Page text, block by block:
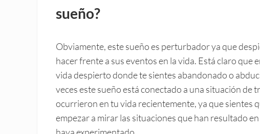
sueño?
Obviamente, este sueño es perturbador ya que
hacer frente a sus eventos en la vida. Está claro que
vida despierto donde te sientes abandonado o
veces este sueño está conectado a una situación de
ocurrieron en tu vida recientemente, ya que sientes
empezar a mirar las situaciones que han resultado